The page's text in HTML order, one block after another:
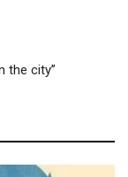
the city”